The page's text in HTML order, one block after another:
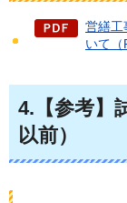
営繕工
いて（
4.【参考】
以前）